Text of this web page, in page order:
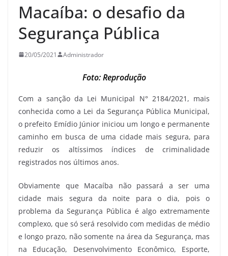
Macaíba: o desafio da
Segurança Pública
20/05/2021 Administrador
Foto: Reprodução
Com a sanção da Lei Municipal N° 2184/2021, mais
conhecida como a Lei da Segurança Pública Municipal,
o prefeito Emídio Júnior iniciou um longo e permanente
caminho em busca de uma cidade mais segura, para
reduzir os altíssimos índices de criminalidade
registrados nos últimos anos.
Obviamente que Macaíba não passará a ser uma
cidade mais segura da noite para o dia, pois o
problema da Segurança Pública é algo extremamente
complexo, que só será resolvido com medidas de médio
e longo prazo, não somente na área da Segurança, mas
na Educação, Desenvolvimento Econômico, Esporte,